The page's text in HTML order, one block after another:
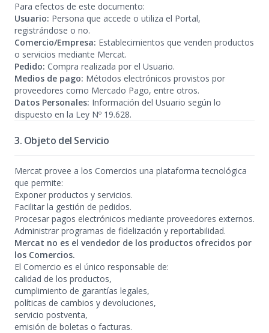
Para efectos de este documento:
Usuario: Persona que accede o utiliza el Portal,
registrándose o no.
Comercio/Empresa: Establecimientos que venden productos
o servicios mediante Mercat.
Pedido: Compra realizada por el Usuario.
Medios de pago: Métodos electrónicos provistos por
proveedores como Mercado Pago, entre otros.
Datos Personales: Información del Usuario según lo
dispuesto en la Ley Nº 19.628.
3. Objeto del Servicio
Mercat provee a los Comercios una plataforma tecnológica
que permite:
Exponer productos y servicios.
Facilitar la gestión de pedidos.
Procesar pagos electrónicos mediante proveedores externos.
Administrar programas de fidelización y reportabilidad.
Mercat no es el vendedor de los productos ofrecidos por
los Comercios.
El Comercio es el único responsable de:
calidad de los productos,
cumplimiento de garantías legales,
políticas de cambios y devoluciones,
servicio postventa,
emisión de boletas o facturas.